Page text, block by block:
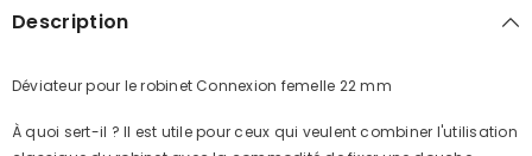
Description
Déviateur pour le robinet Connexion femelle 22 mm
À quoi sert-il ? Il est utile pour ceux qui veulent combiner l'utilisation